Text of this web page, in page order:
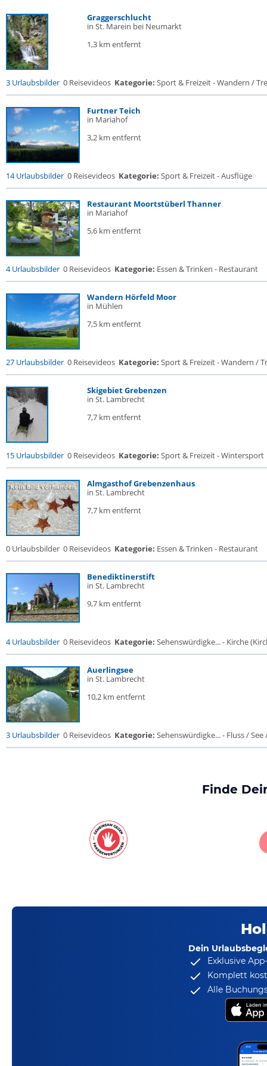
Graggerschlucht
in St. Marein bei Neumarkt
1,3 km entfernt
3 Urlaubsbilder 0 Reisevideos Kategorie: Sport & Freizeit - Wandern /
Furtner Teich
in Mariahof
3,2 km entfernt
14 Urlaubsbilder 0 Reisevideos Kategorie: Sport & Freizeit - Ausflüge
Restaurant Moortstüberl Thanner
in Mariahof
5,6 km entfernt
4 Urlaubsbilder 0 Reisevideos Kategorie: Essen & Trinken - Restaurant
Wandern Hörfeld Moor
in Mühlen
7,5 km entfernt
27 Urlaubsbilder 0 Reisevideos Kategorie: Sport & Freizeit - Wandern /
Skigebiet Grebenzen
in St. Lambrecht
7,7 km entfernt
15 Urlaubsbilder 0 Reisevideos Kategorie: Sport & Freizeit - Wintersport
Almgasthof Grebenzenhaus
in St. Lambrecht
7,7 km entfernt
0 Urlaubsbilder 0 Reisevideos Kategorie: Essen & Trinken - Restaurant
Benediktinerstift
in St. Lambrecht
9,7 km entfernt
4 Urlaubsbilder 0 Reisevideos Kategorie: Sehenswürdigke... - Kirche
Auerlingsee
in St. Lambrecht
10,2 km entfernt
3 Urlaubsbilder 0 Reisevideos Kategorie: Sehenswürdigke... - Fluss / See
Finde
Dein
Exklusive
Komplett
Alle